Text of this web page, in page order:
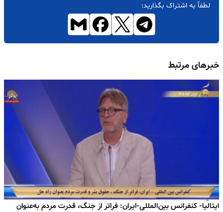
لطفاً به اشتراک بگذارید:
خبرهای مرتبط
ایتالیا- کنفرانس بین‌المللی-ایران: فراتر از جنگ، قدرت مردم به‌عنوان